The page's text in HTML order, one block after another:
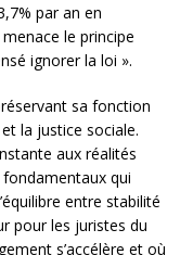
par an en
le principe
ignorer la loi ».
sa fonction
la justice sociale.
aux réalités
qui
entre stabilité
pour les juristes du
s’accélère et où